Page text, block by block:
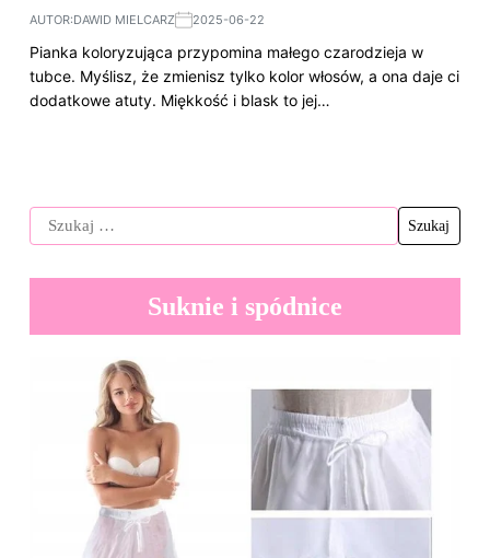
AUTOR:DAWID MIELCARZ 2025-06-22
Pianka koloryzująca przypomina małego czarodzieja w
tubce. Myślisz, że zmienisz tylko kolor włosów, a ona daje ci
dodatkowe atuty. Miękkość i blask to jej…
Suknie i spódnice